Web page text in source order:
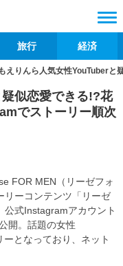
旅行 経済
もえりんら人気女性YouTuber
似恋愛できる!?花
でストーリー順次
FOR MEN（リーゼフォ
リーコンテンツ「リーゼ
公式Instagramアカウント
開。話題の女性
となっており、ネット